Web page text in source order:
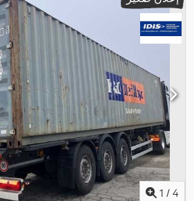
, لون: 2006, معدات:
1 / 4